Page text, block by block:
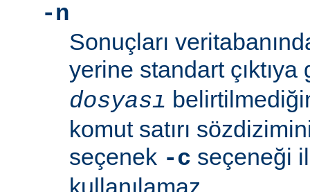
-n
Sonuçları
yerine standart
dosyası
komut satırı
seçenek -c seçeneği
kullanılamaz.